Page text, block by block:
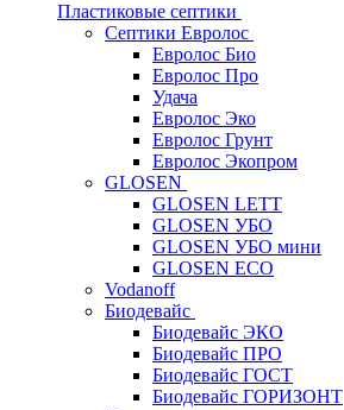
Пластиковые септики
Септики Евролос
Евролос Био
Евролос Про
Удача
Евролос Эко
Евролос Грунт
Евролос Экопром
GLOSEN
GLOSEN LETT
GLOSEN УБО
GLOSEN УБО мини
GLOSEN ECO
Vodanoff
Биодевайс
Биодевайс ЭКО
Биодевайс ПРО
Биодевайс ГОСТ
Биодевайс ГОРИЗОНТ